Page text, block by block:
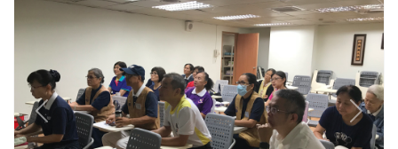
Previous Next